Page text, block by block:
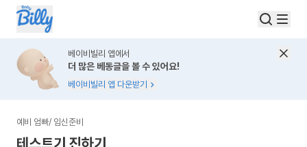
베이비빌리 앱에서
더 많은 베동글을 볼 수 있어요!
베이비빌리 앱 다운받기
예비 엄빠/ 임신준비
테스트기 진하기